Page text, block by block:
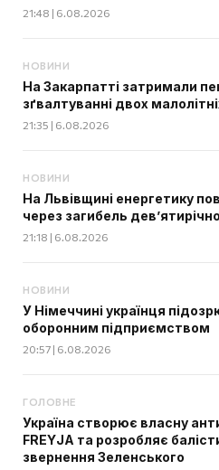
21:48 | 6.08.2026
НОВИНИ
На Закарпатті затримали
зґвалтуванні двох
21:35 | 6.08.2026
НОВИНИ
На Львівщині енергетику
через загибель
21:18 | 6.08.2026
НОВИНИ
У Німеччині українця
оборонним підприємством
20:57 | 6.08.2026
ГОЛОВНЕ
Україна створює власну
FREYJA та розробляє
звернення Зеленського